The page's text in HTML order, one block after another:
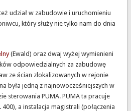
udział w zabudowie i uruchomieniu
który służy nie tylko nam do dnia
(Ewald) oraz dwaj wyżej wymienieni
odpowiedzialnych za zabudowę
ze ścian zlokalizowanych w rejonie
była jedną z najnowocześniejszych w
sterowania PUMA. PUMA ta pracuje
400), a instalacja magistrali (połączenia